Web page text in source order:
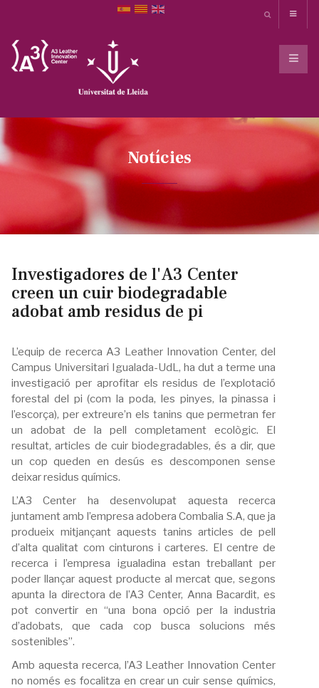
Notícies
Investigadores de l'A3 Center
creen un cuir biodegradable
adobat amb residus de pi
L’equip de recerca A3 Leather Innovation Center, del
Campus Universitari Igualada-UdL, ha dut a terme una
investigació per aprofitar els residus de l’explotació
forestal del pi (com la poda, les pinyes, la pinassa i
l’escorça), per extreure’n els tanins que permetran fer
un adobat de la pell completament ecològic. El
resultat, articles de cuir biodegradables, és a dir, que
un cop queden en desús es descomponen sense
deixar residus químics.
L’A3 Center ha desenvolupat aquesta recerca
juntament amb l’empresa adobera Combalia S.A, que ja
produeix mitjançant aquests tanins articles de pell
d’alta qualitat com cinturons i carteres. El centre de
recerca i l’empresa igualadina estan treballant per
poder llançar aquest producte al mercat que, segons
apunta la directora de l’A3 Center, Anna Bacardit, es
pot convertir en “una bona opció per la industria
d’adobats, que cada cop busca solucions més
sostenibles”.
Amb aquesta recerca, l’A3 Leather Innovation Center
no només es focalitza en crear un cuir sense químics,